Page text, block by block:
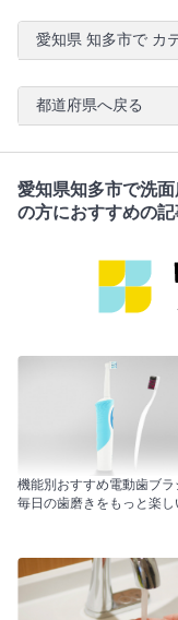
愛知県 知多市で カ
都道府県へ戻る
愛知県知多市で洗
の方におすすめの記
機能別おすすめ電動歯ブラ
毎日の歯磨きをもっと楽し